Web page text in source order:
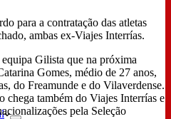
para a contratação das atletas
ambas ex-Viajes Interrías.
Gilista que na próxima
Gomes, médio de 27 anos,
do Freamunde e do Vilaverdense.
chega também do Viajes Interrías e
pela Seleção